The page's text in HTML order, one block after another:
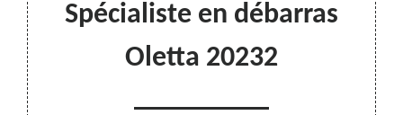
Spécialiste en débarras
Oletta 20232